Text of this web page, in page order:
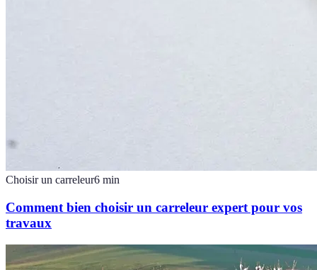
Choisir un carreleur6 min
Comment bien choisir un carreleur expert pour vos
travaux